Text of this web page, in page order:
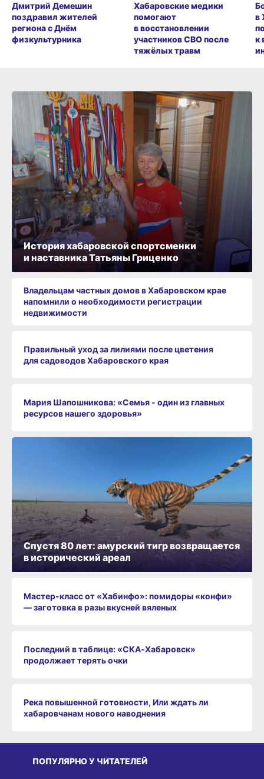
Дмитрий Демешин
поздравил жителей
региона с Днём
физкультурника
Хабаровские медики
помогают
в восстановлении
участников СВО после
тяжёлых травм
в
к
История хабаровской спортсменки
и наставника Татьяны Гриценко
Владельцам частных домов в Хабаровском крае
напомнили о необходимости регистрации
недвижимости
Правильный уход за лилиями после цветения
для садоводов Хабаровского края
Мария Шапошникова: «Семья - один из главных
ресурсов нашего здоровья»
Мастер-класс от «Хабинфо»: помидоры «конфи»
— заготовка в разы вкусней вяленых
Последний в таблице: «СКА‑Хабаровск»
продолжает терять очки
Река повышенной готовности, Или ждать ли
хабаровчанам нового наводнения
Спустя 80 лет: амурский тигр возвращается
в исторический ареал
ПОПУЛЯРНО У ЧИТАТЕЛЕЙ